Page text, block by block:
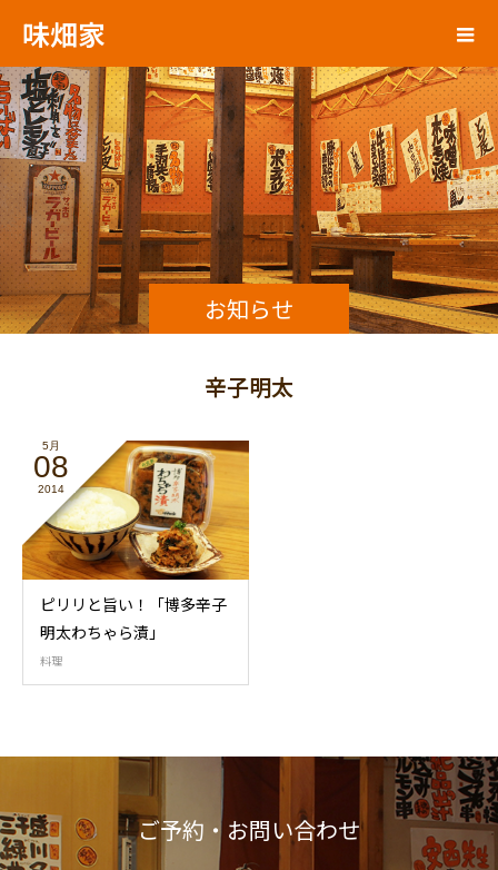
味畑家
お知らせ
辛子明太
5月
08
2014
ピリリと旨い！「博多辛子
明太わちゃら漬」
料理
ご予約・お問い合わせ